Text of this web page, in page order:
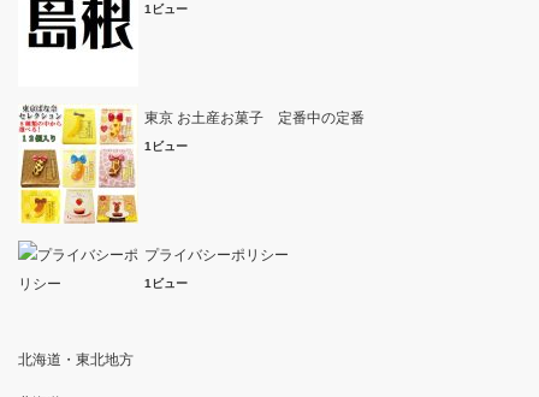
1ビュー
東京 お土産お菓子 定番中の定番
1ビュー
プライバシーポリシー
1ビュー
北海道・東北地方